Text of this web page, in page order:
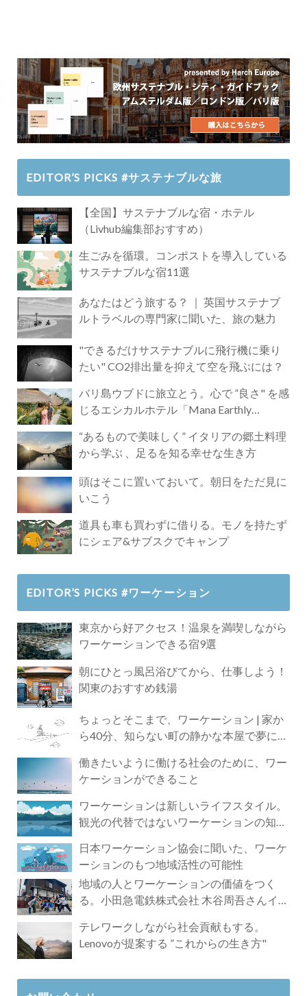
EDITOR’S PICKS #サステナブルな旅
【全国】サステナブルな宿・ホテル
（Livhub編集部おすすめ）
生ごみを循環。コンポストを導入している
サステナブルな宿11選
あなたはどう旅する？ ｜ 英国サステナブ
ルトラベルの専門家に聞いた、旅の魅力
"できるだけサステナブルに飛行機に乗り
たい" CO2排出量を抑えて空を飛ぶには？
バリ島ウブドに旅立とう。心で ”良さ" を感
じるエシカルホテル「Mana Earthly
“あるもので美味しく” イタリアの郷土料理
から学ぶ 、足るを知る幸せな生き方
頭はそこに置いておいて。朝日をただ見に
いこう
道具も車も買わずに借りる。モノを持たず
にシェア&サブスクでキャンプ
EDITOR’S PICKS #ワーケーション
東京から好アクセス！温泉を満喫しながら
ワーケーションできる宿9選
朝にひとっ風呂浴びてから、仕事しよう！
関東のおすすめ銭湯
ちょっとそこまで、ワーケーション | 家か
ら40分、知らない町の静かな本屋で夢に近
働きたいように働ける社会のために、ワー
ケーションができること
ワーケーションは新しいライフスタイル。
観光の代替ではないワーケーションの知ら
日本ワーケーション協会に聞いた、ワーケ
ーションのもつ地域活性の可能性
地域の人とワーケーションの価値をつく
る。小田急電鉄株式会社 木谷周吾さんイン
テレワークしながら社会貢献もする。
Lenovoが提案する ”これからの生き方"